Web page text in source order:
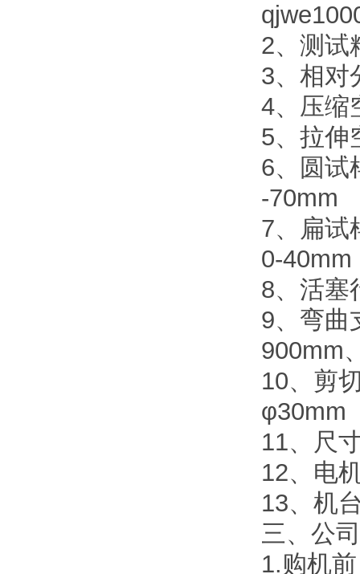
2、测试
3、相对
4、压缩
5、拉伸
6、圆试
-70mm
7、扁试
0-40mm
8、活塞
9、弯曲
900mm
10、剪
φ30mm
11、尺
12、电
13、机
三、公
1.购机